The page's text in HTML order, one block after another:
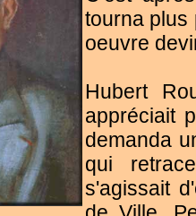
tourna plus
oeuvre
Hubert
appréciait
demanda
qui
s'agissait